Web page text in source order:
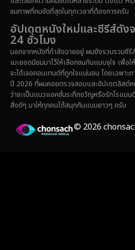
Family ครอบครัว
Fantasy จินตนาการ
Fiction
Gothic
ชมภาพที่คมชัดที่สุดในทุกเวลาที่ต้องการครับ
อัปเดตหนังใหม่และซีรีส์ดัง
24 ชั่วโมง
นอกจากหนังที่กำลังฉายอยู่ ผมยังรวบรวมซี
เมะยอดนิยมมาไว้ให้เลือกชมกันแบบจุใจ เพื่อ
จะได้เจอคอนเทนต์ที่ถูกใจแน่นอน โดยเฉพาะก
ปี 2026 ที่ผมคอยตรวจสอบและอัปเดตลิสต์
ว่าจะเป็นแนวแอคชั่นระทึกขวัญหรือรักโรแม
สิ่งดีๆ มาให้ทุกคนได้สนุกกันแบบยาวๆ ครับ
© 2026